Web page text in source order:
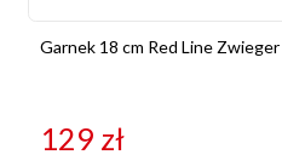
Garnek 18 cm Red Line Zwieger
129 zł